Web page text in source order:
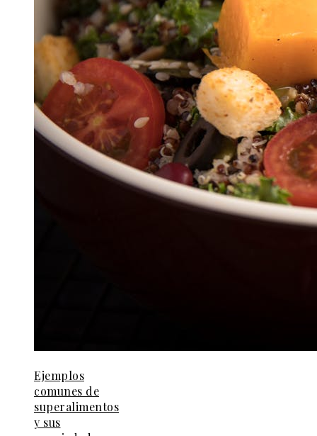
Ejemplos
comunes de
superalimentos
y sus